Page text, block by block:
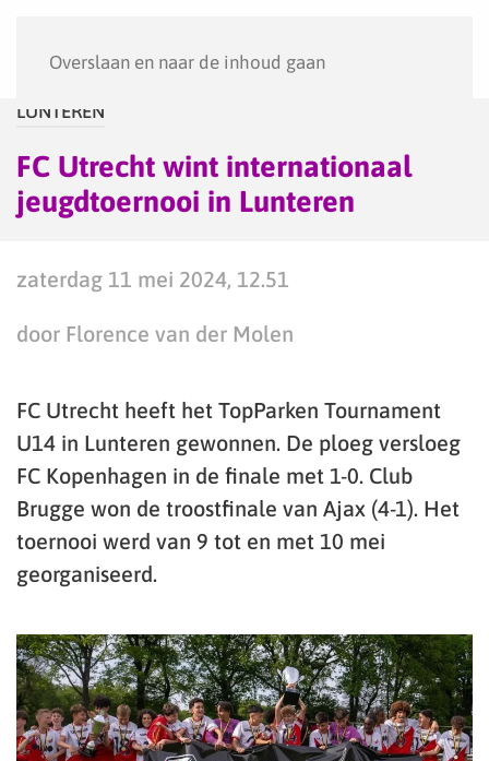
Overslaan en naar de inhoud gaan
LUNTEREN
FC Utrecht wint internationaal
jeugdtoernooi in Lunteren
zaterdag 11 mei 2024, 12.51
door Florence van der Molen
FC Utrecht heeft het TopParken Tournament
U14 in Lunteren gewonnen. De ploeg versloeg
FC Kopenhagen in de finale met 1-0. Club
Brugge won de troostfinale van Ajax (4-1). Het
toernooi werd van 9 tot en met 10 mei
georganiseerd.